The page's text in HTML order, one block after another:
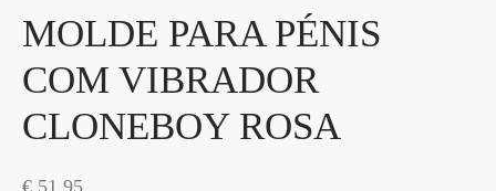
MOLDE PARA PÉNIS
COM VIBRADOR
CLONEBOY ROSA
€ 51,95